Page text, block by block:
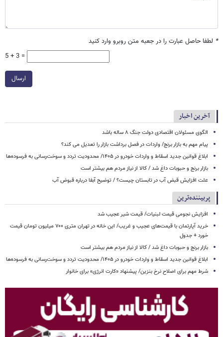
* لطفا حاصل عبارت را در جعبه متن روبرو وارد کنید
5 + 3 =
ارسال
آخرین اخبار
الگوی مسئولان اقتصادی دولت جنگ ۸ ساله باشد
پیام مهم به بازار برنج/ واردات در فصل برداشت بازار را تعدیل می کند؟
ابلاغ قوانین جدید اسقاط و واردات خودرو در ۱۴۰۵/ محدودیت تردد و سوخت‌رسانی به فرسوده‌ها
بازار برنج و حبوبات داغ شد / کالا از نیاز مردم هم بیشتر است
علت افزایش قبض آب در تابستان چیست؟ / توضیح آبفا درباره قبوض آب
پربیننده‌ترین
افزایش نجومی قیمت لبنیات/ قیمت شیر عجیب شد
خرید آپارتمان با قیمت‌های عجیب و غریب/ این خانه در تهران متری ۷۰۰ میلیون تومان قیمت
خورد + جدول
بازار برنج و حبوبات داغ شد / کالا از نیاز مردم هم بیشتر است
ابلاغ قوانین جدید اسقاط و واردات خودرو در ۱۴۰۵/ محدودیت تردد و سوخت‌رسانی به فرسوده‌ها
شرط مهم برای اصلاح نرخ بنزین/ پیشنهاد «کارت انرژی» برای خانوار